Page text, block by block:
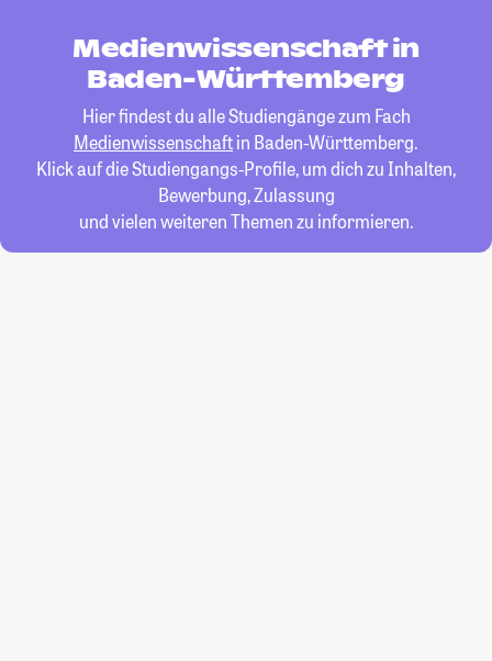
Medienwissenschaft in
Baden-Württemberg
Hier findest du alle Studiengänge zum Fach
Medienwissenschaftin Baden-Württemberg.
Klick auf die Studiengangs-Profile, um dich zu Inhalten,
Bewerbung, Zulassung
und vielen weiteren Themen zu informieren.